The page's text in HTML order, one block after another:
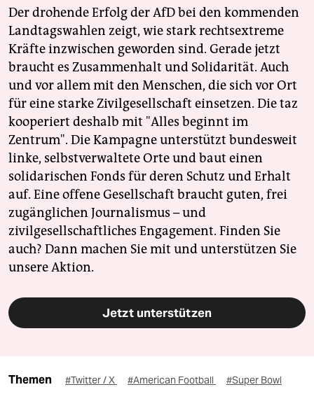
Der drohende Erfolg der AfD bei den kommenden
Landtagswahlen zeigt, wie stark rechtsextreme
Kräfte inzwischen geworden sind. Gerade jetzt
braucht es Zusammenhalt und Solidarität. Auch
und vor allem mit den Menschen, die sich vor Ort
für eine starke Zivilgesellschaft einsetzen. Die taz
kooperiert deshalb mit "Alles beginnt im
Zentrum". Die Kampagne unterstützt bundesweit
linke, selbstverwaltete Orte und baut einen
solidarischen Fonds für deren Schutz und Erhalt
auf. Eine offene Gesellschaft braucht guten, frei
zugänglichen Journalismus – und
zivilgesellschaftliches Engagement. Finden Sie
auch? Dann machen Sie mit und unterstützen Sie
unsere Aktion.
Jetzt unterstützen
Themen #Twitter / X #American Football #Super Bowl